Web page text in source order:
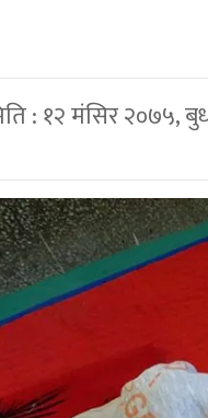
: १२ मंसिर २०७५,